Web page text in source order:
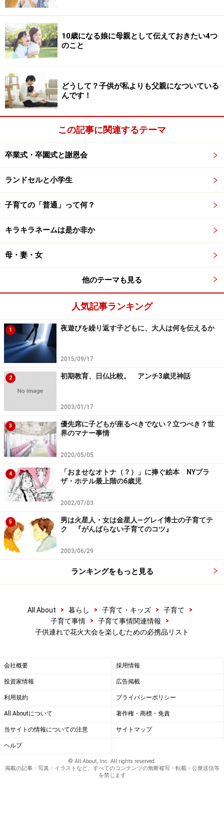
10歳になる娘に母親として伝えておきたい4つ
のこと
どうして？子供が私よりも父親になついている
んです！
この記事に関連するテーマ
卒業式・卒園式と謝恩会
ランドセルと小学生
子育ての「普通」って何？
キラキラネームは是か非か
母・妻・女
他のテーマも見る
人気記事ランキング
1 夜遊びを繰り返す子どもに、大人は何を伝えるか
2015/09/17
2 初期教育、日仏比較。 アンチ3歳児神話
2003/01/17
3
優先席に子どもが座るべきでない？立つべき？世
界のマナー事情
2020/05/05
4
「おませなオトナ（？）」に捧ぐ絵本 NYプラ
ザ・ホテル最上階の6歳児
2002/07/03
5
男は火星人・女は金星人―グレイ博士の子育てテ
ク 『がんばらない子育てのコツ』
2003/06/29
ランキングをもっと見る
All About > 暮らし > 子育て・キッズ > 子育て
>
子育て事情
> 子育て事情関連情報
>
子供連れで花火大会を楽しむための必携品リスト
会社概要 採用情報
投資家情報 広告掲載
利用規約 プライバシーポリシー
All Aboutについて 著作権・商標・免責
当サイトの情報についての注意 サイトマップ
ヘルプ
© All About, Inc. All rights reserved.
掲載の記事・写真・イラストなど、すべてのコンテンツの無断複写・転載・公衆送信等
を禁じます